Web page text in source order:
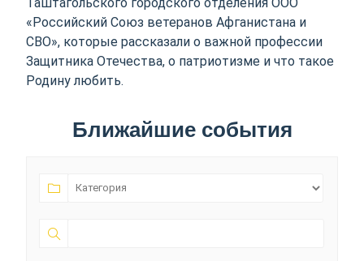
«Российский Союз ветеранов Афганистана и
СВО», которые рассказали о важной профессии
Защитника Отечества, о патриотизме и что такое
Родину любить.
Ближайшие события